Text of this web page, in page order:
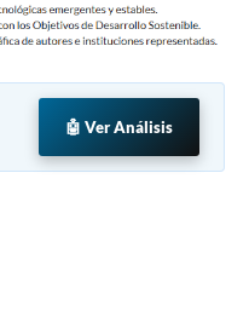
🤖 Ver Análisis